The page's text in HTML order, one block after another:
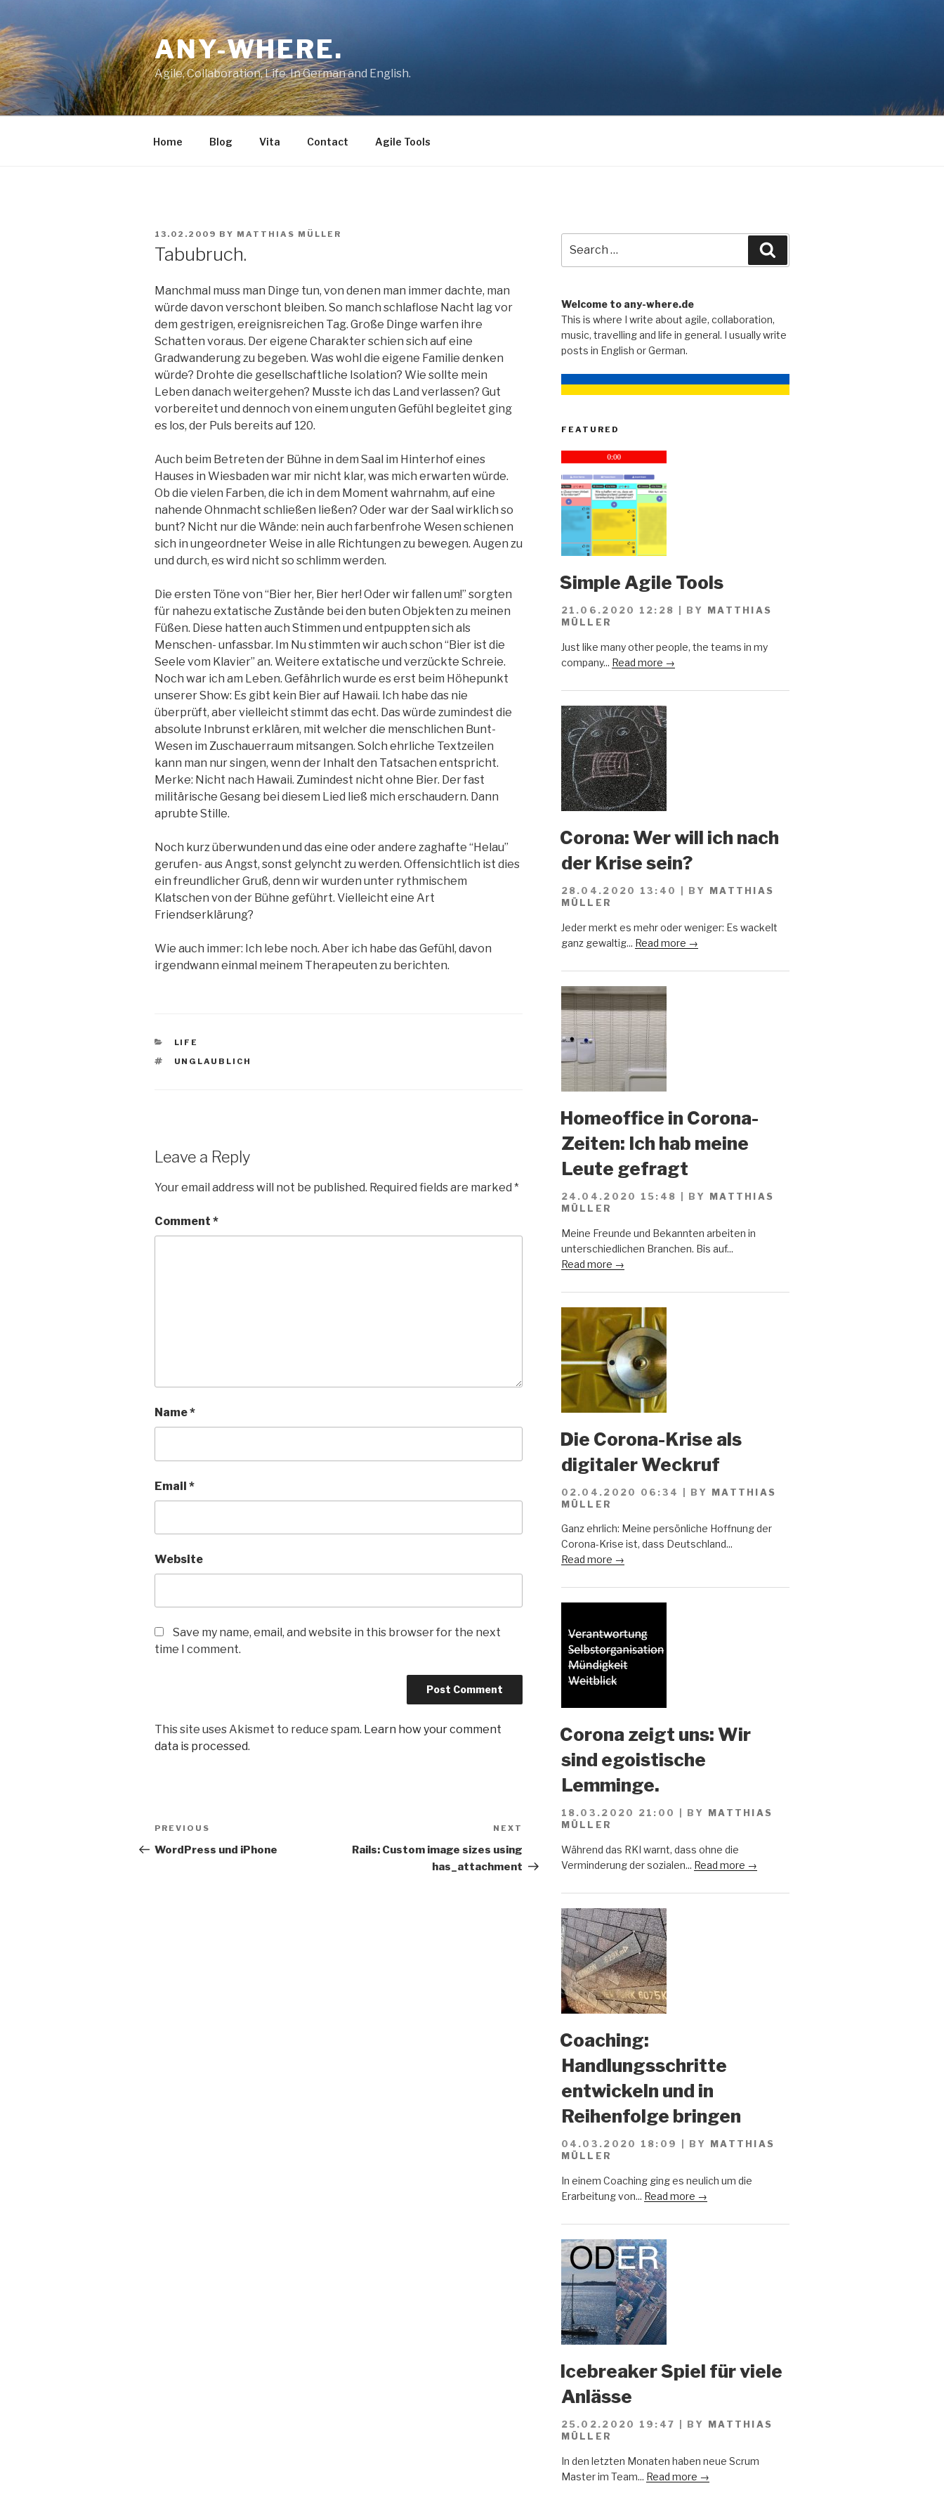
to
content
ANY-WHERE.
Agile, Collaboration, Life. In German and English.
Home Blog Vita Contact Agile Tools
POSTED
13.02.2009 BY MATTHIAS MÜLLER
Tabubruch.
Manchmal muss man Dinge tun, von denen man immer dachte, man
würde davon verschont bleiben. So manch schlaflose Nacht lag vor
dem gestrigen, ereignisreichen Tag. Große Dinge warfen ihre
Schatten voraus. Der eigene Charakter schien sich auf eine
Gradwanderung zu begeben. Was wohl die eigene Familie denken
würde? Drohte die gesellschaftliche Isolation? Wie sollte mein
Leben danach weitergehen? Musste ich das Land verlassen? Gut
vorbereitet und dennoch von einem unguten Gefühl begleitet ging
es los, der Puls bereits auf 120.
Auch beim Betreten der Bühne in dem Saal im Hinterhof eines
Hauses in Wiesbaden war mir nicht klar, was mich erwarten würde.
Ob die vielen Farben, die ich in dem Moment wahrnahm, auf eine
nahende Ohnmacht schließen ließen? Oder war der Saal wirklich so
bunt? Nicht nur die Wände: nein auch farbenfrohe Wesen schienen
sich in ungeordneter Weise in alle Richtungen zu bewegen. Augen zu
und durch, es wird nicht so schlimm werden.
Die ersten Töne von “Bier her, Bier her! Oder wir fallen um!” sorgten
für nahezu extatische Zustände bei den buten Objekten zu meinen
Füßen. Diese hatten auch Stimmen und entpuppten sich als
Menschen- unfassbar. Im Nu stimmten wir auch schon “Bier ist die
Seele vom Klavier” an. Weitere extatische und verzückte Schreie.
Noch war ich am Leben. Gefährlich wurde es erst beim Höhepunkt
unserer Show: Es gibt kein Bier auf Hawaii. Ich habe das nie
überprüft, aber vielleicht stimmt das echt. Das würde zumindest die
absolute Inbrunst erklären, mit welcher die menschlichen Bunt-
Wesen im Zuschauerraum mitsangen. Solch ehrliche Textzeilen
kann man nur singen, wenn der Inhalt den Tatsachen entspricht.
Merke: Nicht nach Hawaii. Zumindest nicht ohne Bier. Der fast
militärische Gesang bei diesem Lied ließ mich erschaudern. Dann
aprubte Stille.
Noch kurz überwunden und das eine oder andere zaghafte “Helau”
gerufen- aus Angst, sonst gelyncht zu werden. Offensichtlich ist dies
ein freundlicher Gruß, denn wir wurden unter rythmischem
Klatschen von der Bühne geführt. Vielleicht eine Art
Friendserklärung?
Wie auch immer: Ich lebe noch. Aber ich habe das Gefühl, davon
irgendwann einmal meinem Therapeuten zu berichten.
CATEGORIES
LIFE
TAGS
UNGLAUBLICH
Leave a Reply
Your email address will not be published. Required fields are marked *
Comment *
Name*
Email *
Website
Save my name, email, and website in this browser for the next
time I comment.
This site uses Akismet to reduce spam. Learn how your comment
data is processed.
Post
navigation
Previous
Post
PREVIOUS
WordPress und iPhone
NEXT
Rails: Custom image sizes using
has_attachment
for:
Welcome to any-where.de
This is where I write about agile, collaboration,
music, travelling and life in general. I usually write
posts in English or German.
FEATURED
Simple Agile Tools
21.06.2020 12:28 BY
MATTHIAS
MÜLLER
Just like many other people, the teams in my
company... Read more →
Corona: Wer will ich nach
der Krise sein?
28.04.2020 13:40 BY
MATTHIAS
MÜLLER
Jeder merkt es mehr oder weniger: Es wackelt
ganz gewaltig... Read more →
Homeoffice in Corona-
Zeiten: Ich hab meine
Leute gefragt
24.04.2020 15:48 BY
MATTHIAS
MÜLLER
Meine Freunde und Bekannten arbeiten in
unterschiedlichen Branchen. Bis auf...
Read more →
Die Corona-Krise als
digitaler Weckruf
02.04.2020 06:34 BY MATTHIAS
MÜLLER
Ganz ehrlich: Meine persönliche Hoffnung der
Corona-Krise ist, dass Deutschland...
Read more →
Corona zeigt uns: Wir
sind egoistische
Lemminge.
18.03.2020 21:00 BY
MATTHIAS
MÜLLER
Während das RKI warnt, dass ohne die
Verminderung der sozialen... Read more →
Coaching:
Handlungsschritte
entwickeln und in
Reihenfolge bringen
04.03.2020 18:09 BY
MATTHIAS
MÜLLER
In einem Coaching ging es neulich um die
Erarbeitung von... Read more →
Icebreaker Spiel für viele
Anlässe
25.02.2020 19:47 BY
MATTHIAS
MÜLLER
In den letzten Monaten haben neue Scrum
Master im Team... Read more →